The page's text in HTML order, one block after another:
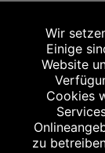
Abgabe in
und Satzfehler keine
Zu Risiken und
Sie Ihren Arzt oder
Wir
Einige
Website
Cookies
zu